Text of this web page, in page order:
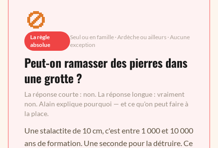
🚫
La règle
absolue
Seul ou en famille · Ardèche ou ailleurs · Aucune
exception
Peut-on ramasser des pierres dans
une grotte ?
La réponse courte : non. La réponse longue : vraiment
non. Alain explique pourquoi — et ce qu'on peut faire à
la place.
Une stalactite de 10 cm, c'est entre 1 000 et 10 000
ans de formation. Une seconde pour la détruire. Ce